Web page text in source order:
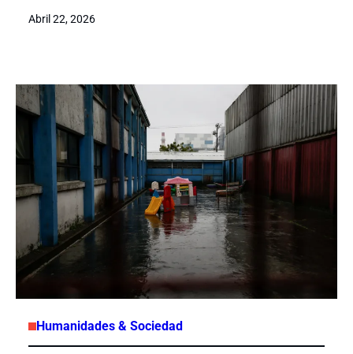
Abril 22, 2026
Humanidades & Sociedad